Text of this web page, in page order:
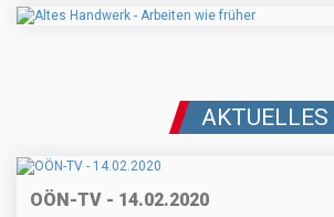
OÖN-TV - 14.02.2020